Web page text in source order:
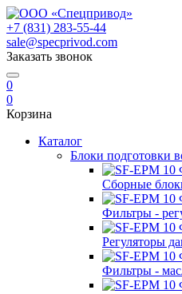
+7 (831) 283-55-44
sale@specprivod.com
Заказать звонок
0
0
Корзина
Каталог
Блоки подготовки
Сборные
Фильтры -
Регуляторы
Фильтры -